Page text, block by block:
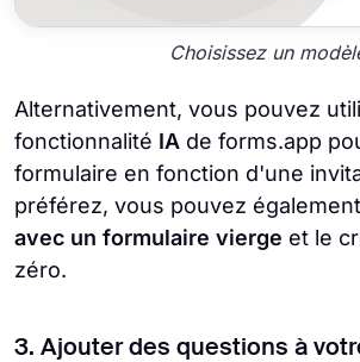
Choisissez un
Alternativement, vous pouvez
fonctionnalité IA de forms.app
formulaire en fonction d'une
préférez, vous pouvez également
avec un formulaire vierge et le
zéro.
3. Ajouter des questions à